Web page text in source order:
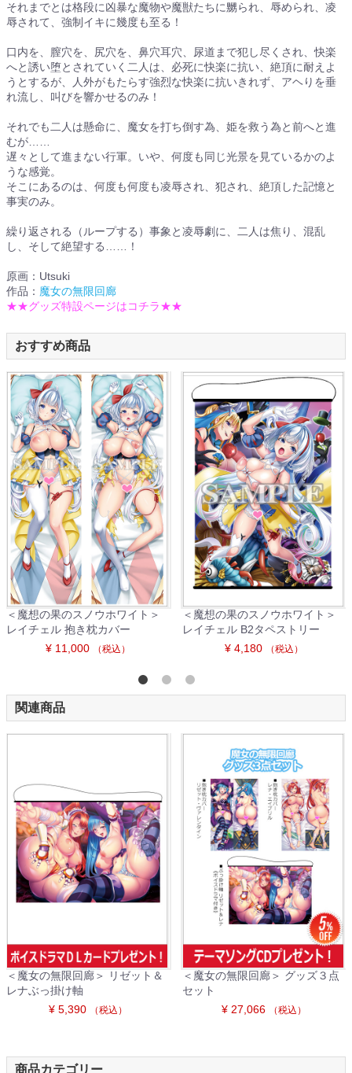
それまでとは格段に凶暴な魔物や魔獣たちに嬲られ、辱められ、凌
辱されて、強制イキに幾度も至る！
口内を、膣穴を、尻穴を、鼻穴耳穴、尿道まで犯し尽くされ、快楽
へと誘い堕とされていく二人は、必死に快楽に抗い、絶頂に耐えよ
うとするが、人外がもたらす強烈な快楽に抗いきれず、アヘりを垂
れ流し、叫びを響かせるのみ！
それでも二人は懸命に、魔女を打ち倒す為、姫を救う為と前へと進
むが……
遅々として進まない行軍。いや、何度も同じ光景を見ているかのよ
うな感覚。
そこにあるのは、何度も何度も凌辱され、犯され、絶頂した記憶と
事実のみ。
繰り返される（ループする）事象と凌辱劇に、二人は焦り、混乱
し、そして絶望する……！
原画：Utsuki
作品： 魔女の無限回廊
★★グッズ特設ページはコチラ★★
おすすめ商品
＜魔想の果のスノウホワイト＞
レイチェル 抱き枕カバー
¥ 11,000
（税込）
＜魔想の果のスノウホワイト＞
レイチェル B2タペストリー
¥ 4,180
（税込）
関連商品
＜魔女の無限回廊＞ リゼット＆
レナぶっ掛け軸
¥ 5,390
（税込）
＜魔女の無限回廊＞ グッズ３点
セット
¥ 27,066
（税込）
商品カテゴリー